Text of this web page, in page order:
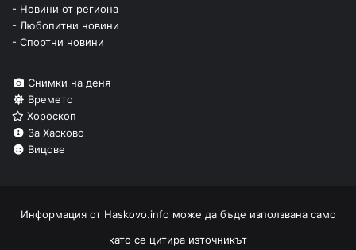
- Новини от региона
- Любопитни новини
- Спортни новини
Снимки на деня
Времето
Хороскоп
За Хасково
Вицове
Информация от Haskovo.info може да бъде използвана само
като се цитира източникът